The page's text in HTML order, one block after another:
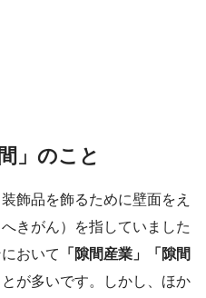
」のこと
飾品を飾るために壁面をえ
きがん）を指していました
おいて
「隙間産業」「隙間
が多いです。しかし、ほか